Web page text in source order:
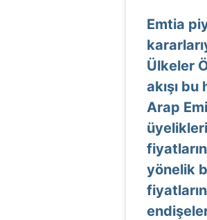
Emtia
Ülkeler
akışı
Arap
yönelik